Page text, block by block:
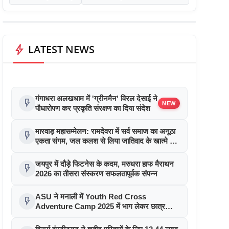
bolt LATEST NEWS
flash_on गंगाधरा अलखधाम में 'ग्रीनमैन' विरल देसाई ने
पौधारोपण कर प्रकृति संरक्षण का दिया संदेश
NEW
flash_on मारवाड़ महासम्मेलन: रामदेवरा में सर्व समाज का अनूठा
एकता संगम, जल कलश से लिया जातिवाद के खात्मे का
flash_on जयपुर में दौड़े फिटनेस के कदम, मरुधरा हाफ मैराथन
2026 का तीसरा संस्करण सफलतापूर्वक संपन्न
flash_on ASU ने मनाली में Youth Red Cross
Adventure Camp 2025 में भाग लेकर छात्र